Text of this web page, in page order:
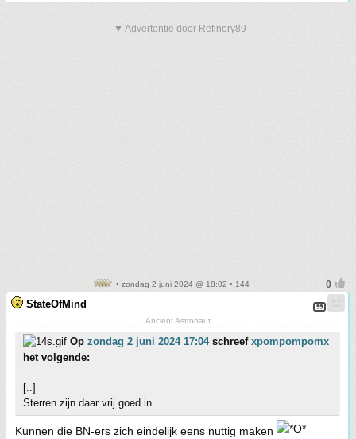
▼ Advertentie door Refinery89
• zondag 2 juni 2024 @ 18:02 • 144
StateOfMind
Ancient Astronaut
Op zondag 2 juni 2024 17:04schreef xpompompomx
het volgende:
[..]
Sterren zijn daar vrij goed in.
Kunnen die BN-ers zich eindelijk eens nuttig maken